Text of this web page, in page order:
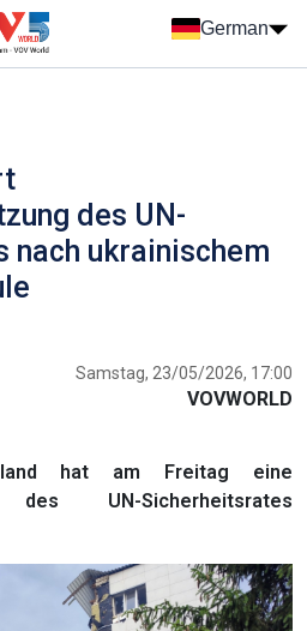
German
des UN-
nach ukrainischem
Samstag, 23/05/2026, 17:00
VOVWORLD
hat am Freitag eine
des UN-Sicherheitsrates